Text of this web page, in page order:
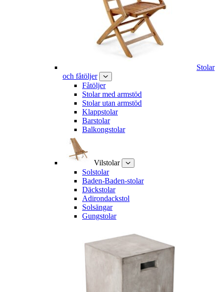
Stolar
och fåtöljer
Fåtöljer
Stolar med armstöd
Stolar utan armstöd
Klappstolar
Barstolar
Balkongstolar
Vilstolar
Solstolar
Baden-Baden-stolar
Däckstolar
Adirondackstol
Solsängar
Gungstolar